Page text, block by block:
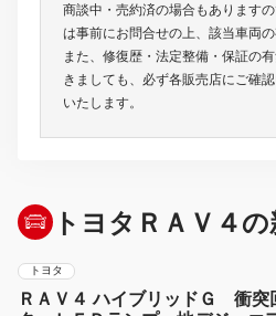
商談中・売約済の場合もあります
は事前にお問合せの上、該当車両の
また、修復歴・法定整備・保証の
きましても、必ず各販売店にご確
いたします。
トヨタＲＡＶ４
トヨタ
ＲＡＶ４ ハイブリッドＧ 衝